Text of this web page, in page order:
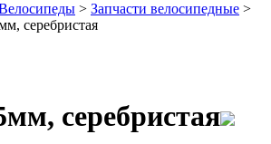
> Запчасти велосипедные >
серебристая
серебристая